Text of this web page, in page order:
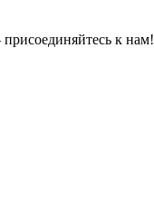
к нам!